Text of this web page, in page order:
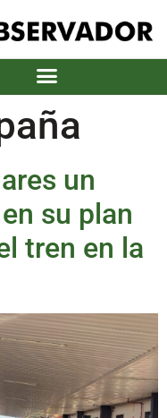
un
su plan
tren en la